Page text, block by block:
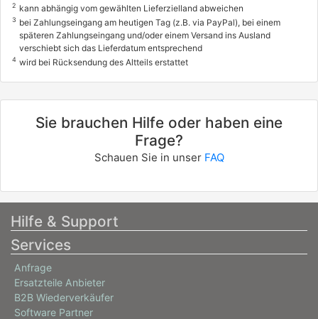
2 kann abhängig vom gewählten Lieferzielland abweichen
3 bei Zahlungseingang am heutigen Tag (z.B. via PayPal), bei einem
späteren Zahlungseingang und/oder einem Versand ins Ausland
verschiebt sich das Lieferdatum entsprechend
4 wird bei Rücksendung des Altteils erstattet
Sie brauchen Hilfe oder haben eine
Frage?
Schauen Sie in unser FAQ
Hilfe & Support
Services
Anfrage
Ersatzteile Anbieter
B2B Wiederverkäufer
Software Partner